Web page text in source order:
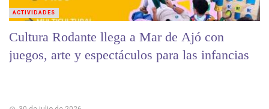
Cultura Rodante llega a Mar de Ajó con
juegos, arte y espectáculos para las infancias
ACTIVIDADES